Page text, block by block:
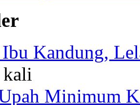
Kandung,
kali
Minimum